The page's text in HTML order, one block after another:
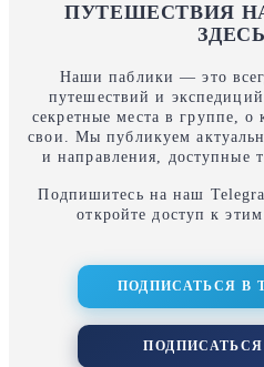
ПУТЕШЕСТВИЯ
ЗДЕСЬ
Наши паблики — это
путешествий и
секретные места в группе, о
свои. Мы публикуем
и направления, доступные
Подпишитесь на наш
откройте доступ к
ПОДПИСАТЬСЯ В
ПОДПИСАТЬСЯ